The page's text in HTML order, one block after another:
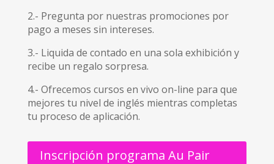
2.- Pregunta por nuestras promociones por
pago a meses sin intereses.
3.- Liquida de contado en una sola exhibición y
recibe un regalo sorpresa.
4.- Ofrecemos cursos en vivo on-line para que
mejores tu nivel de inglés mientras completas
tu proceso de aplicación.
Inscripción programa Au Pair